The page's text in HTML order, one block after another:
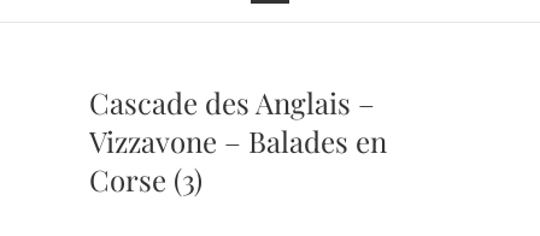
Cascade des Anglais –
Vizzavone – Balades en
Corse (3)